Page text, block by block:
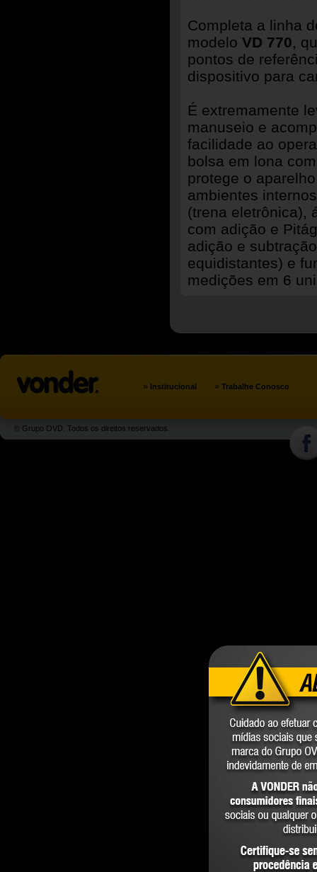
Completa a linha
modelo VD 770,
pontos de
dispositivo para
É extremamente
manuseio e
facilidade ao
bolsa em lona
protege o
ambientes
(trena eletrônica),
com adição e
adição e
equidistantes) e
medições em 6
» Institucional » Trabalhe Conosco
© Grupo OVD. Todos os direitos reservados.